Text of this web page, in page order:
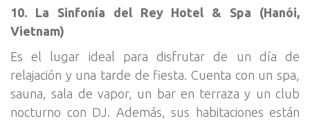
10. La Sinfonía del Rey Hotel & Spa (Hanói,
Vietnam)
Es el lugar ideal para disfrutar de un día de
relajación y una tarde de fiesta. Cuenta con un spa,
sauna, sala de vapor, un bar en terraza y un club
nocturno con DJ. Además, sus habitaciones están